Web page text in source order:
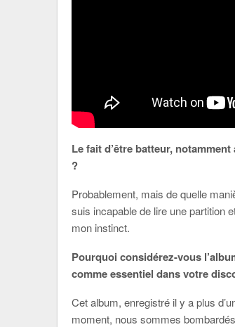
Le fait d’être batteur,
?
Probablement, mais de quelle
suis incapable de lire une partition
mon instinct.
Pourquoi considérez-vous
comme essentiel dans votre
Cet album, enregistré il y a plus
moment, nous sommes